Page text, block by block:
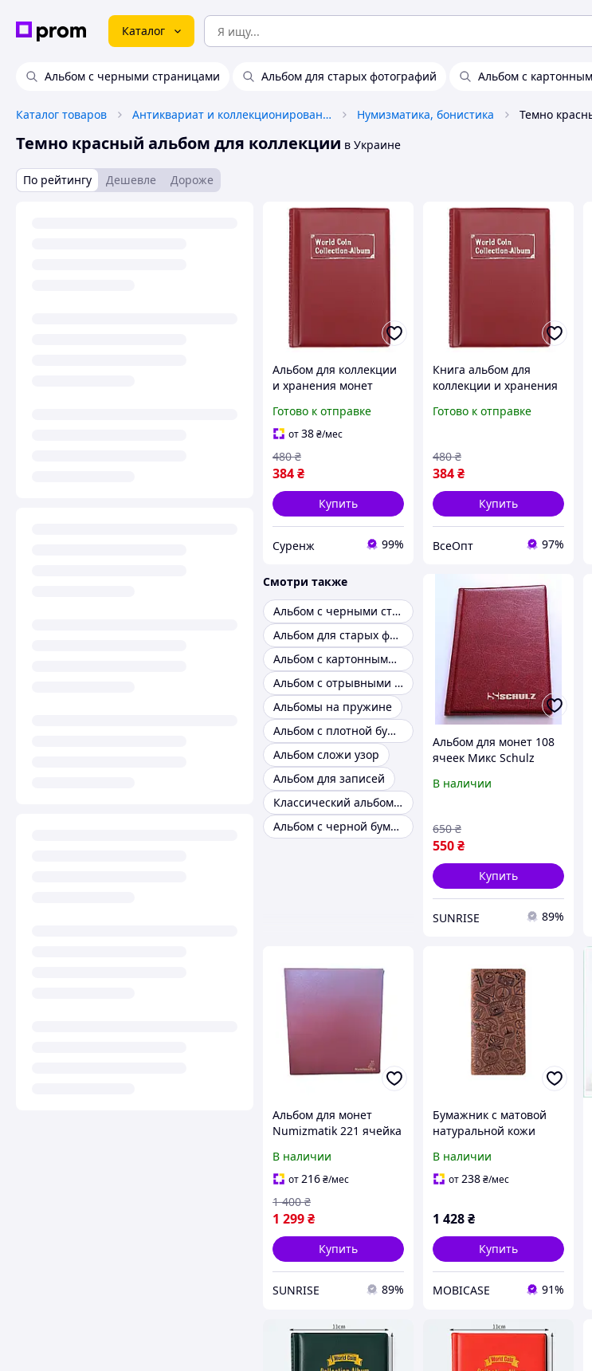
Каталог
Альбом с черными страницами Альбом для старых фотографий Альбом с
Каталог товаров Антиквариат и коллекционирование Нумизматика, бонистика
Темно красный альбом для коллекции в Украине
По рейтингу Дешевле Дороже
Альбом для коллекции
и хранения монет
штук темно-черный
Готово к отправке
от38₴/мес
384₴
480 ₴
Купить
Суренж 99%
Книга альбом для
коллекции и хранения
World Collection цвет
Готово к отправке
384₴
480 ₴
Купить
ВсеОпт 97%
Смотри также
Альбом с черными страницами
Альбом для старых фотографий
Альбом с картонными листами
Альбом с отрывными листами
Альбомы на пружине
Альбом с плотной бумагой
Альбом сложи узор
Альбом для записей
Классический альбом для фотографий
Альбом с черной бумагой
Альбом для монет 108
ячеек Микс Schulz
(hub_rxssuz)
В наличии
550₴
650 ₴
Купить
SUNRISE 89%
Альбом для монет
Numizmatik 221 ячейка
(hub_9ocl8i)
В наличии
от 216₴/мес
1 299₴
1 400 ₴
Купить
SUNRISE 89%
Бумажник с матовой
натуральной кожи
14 карт, коллекция
"Let's Go Travel"
В наличии
от238₴/мес
1 428₴
Купить
MOBICASE 91%